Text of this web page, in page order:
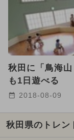
2026年8月
2025年7月
2024年9月
2026年1月
2024年11月
GW(ゴール
秋田に「鳥海
も1日遊べる
2018-08-09
秋田県のトレン